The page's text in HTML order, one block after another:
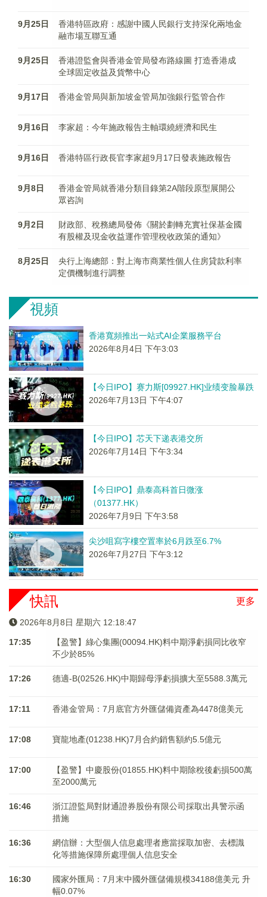
9月25日
香港特區政府：感謝中國人民銀行支持深化兩地金
融市場互聯互通
9月25日
香港證監會與香港金管局發布路線圖 打造香港成
全球固定收益及貨幣中心
9月17日 香港金管局與新加坡金管局加強銀行監管合作
9月16日 李家超：今年施政報告主軸環繞經濟和民生
9月16日 香港特區行政長官李家超9月17日發表施政報告
9月8日
香港金管局就香港分類目錄第2A階段原型展開公
眾咨詢
9月2日
財政部、稅務總局發佈《關於劃轉充實社保基金國
有股權及現金收益運作管理稅收政策的通知》
8月25日
央行上海總部：對上海市商業性個人住房貸款利率
定價機制進行調整
視頻
香港寬頻推出一站式AI企業服務平台
2026年8月4日 下午3:03
【今日IPO】赛力斯[09927.HK]业绩变脸暴跌
2026年7月13日 下午4:07
【今日IPO】芯天下递表港交所
2026年7月14日 下午3:34
【今日IPO】鼎泰高科首日微涨
（01377.HK）
2026年7月9日 下午3:58
尖沙咀寫字樓空置率於6月跌至6.7%
2026年7月27日 下午3:12
更多
快訊
2026年8月8日 星期六 12:18:47
17:35
【盈警】綠心集團(00094.HK)料中期淨虧損同比收窄
不少於85%
17:26 德適-B(02526.HK)中期歸母淨虧損擴大至5588.3萬元
17:11 香港金管局：7月底官方外匯儲備資產為4478億美元
17:08 寶龍地產(01238.HK)7月合約銷售額約5.5億元
17:00
【盈警】中慶股份(01855.HK)料中期除稅後虧損500萬
至2000萬元
16:46
浙江證監局對財通證券股份有限公司採取出具警示函
措施
16:36
網信辦：大型個人信息處理者應當採取加密、去標識
化等措施保障所處理個人信息安全
16:30
國家外匯局：7月末中國外匯儲備規模34188億美元 升
幅0.07%